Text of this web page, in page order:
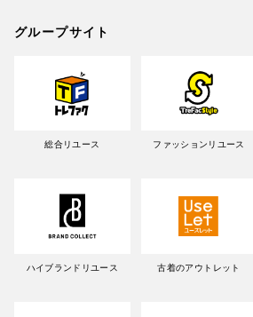
グループサイト
総合リユース ファッションリユース
ハイブランドリユース 古着のアウトレット